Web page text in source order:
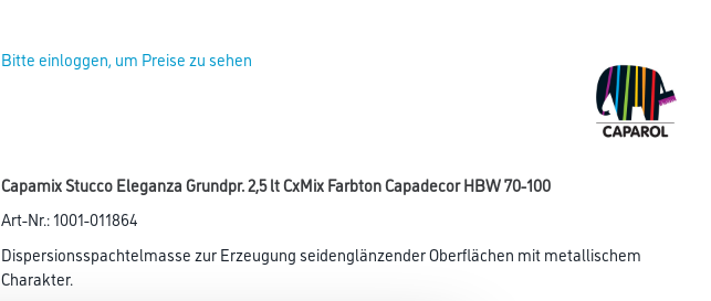
Bitte einloggen, um Preise zu sehen
Capamix Stucco Eleganza Grundpr. 2,5 lt CxMix Farbton Capadecor HBW 70-100
Art-Nr.:1001-011864
Dispersionsspachtelmasse zur Erzeugung seidenglänzender Oberflächen mit metallischem
Charakter.